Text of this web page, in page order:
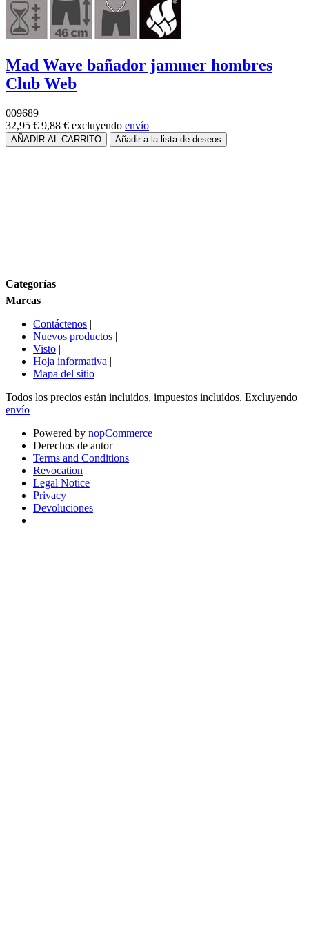
Mad Wave bañador jammer hombres
Club Web
009689
32,95 € 9,88 € excluyendo envío
Categorías
Marcas
Contáctenos |
Nuevos productos |
Visto |
Hoja informativa |
Mapa del sitio
Todos los precios están incluidos, impuestos incluidos. Excluyendo
envío
Powered by nopCommerce
Derechos de autor
Terms and Conditions
Revocation
Legal Notice
Privacy
Devoluciones